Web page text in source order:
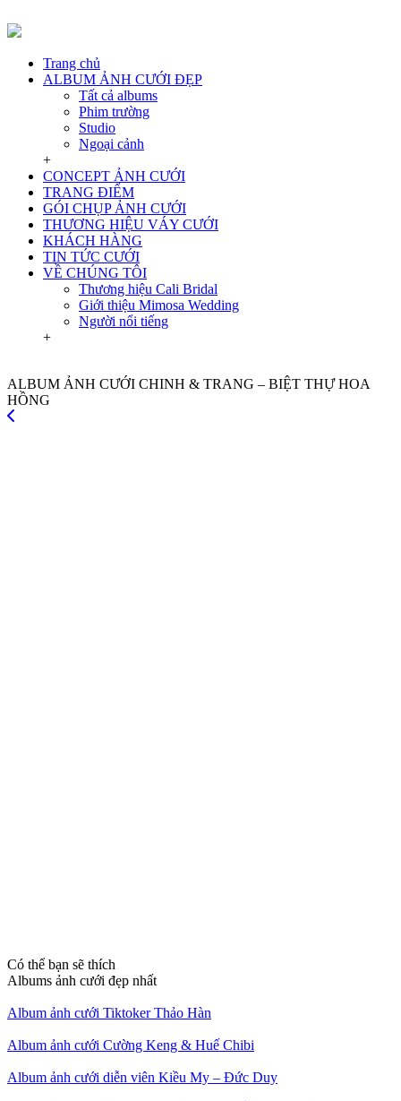
Trang chủ
ALBUM ẢNH CƯỚI ĐẸP
Tất cả albums
Phim trường
Studio
Ngoại cảnh
+
CONCEPT ẢNH CƯỚI
TRANG ĐIỂM
GÓI CHỤP ẢNH CƯỚI
THƯƠNG HIỆU VÁY CƯỚI
KHÁCH HÀNG
TIN TỨC CƯỚI
VỀ CHÚNG TÔI
Thương hiệu Cali Bridal
Giới thiệu Mimosa Wedding
Người nổi tiếng
+
ALBUM ẢNH CƯỚI CHINH & TRANG – BIỆT THỰ HOA
HỒNG
Có thể bạn sẽ thích
Albums ảnh cưới đẹp nhất
Album ảnh cưới Tiktoker Thảo Hàn
Album ảnh cưới Cường Keng & Huế Chibi
Album ảnh cưới diễn viên Kiều My – Đức Duy